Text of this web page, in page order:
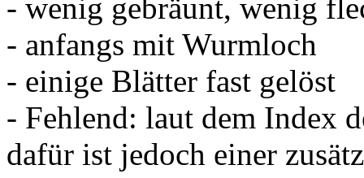
- wenig gebräunt, wenig
- anfangs mit Wurmloch
- einige Blätter fast gelöst
- Fehlend: laut dem Index
dafür ist jedoch einer